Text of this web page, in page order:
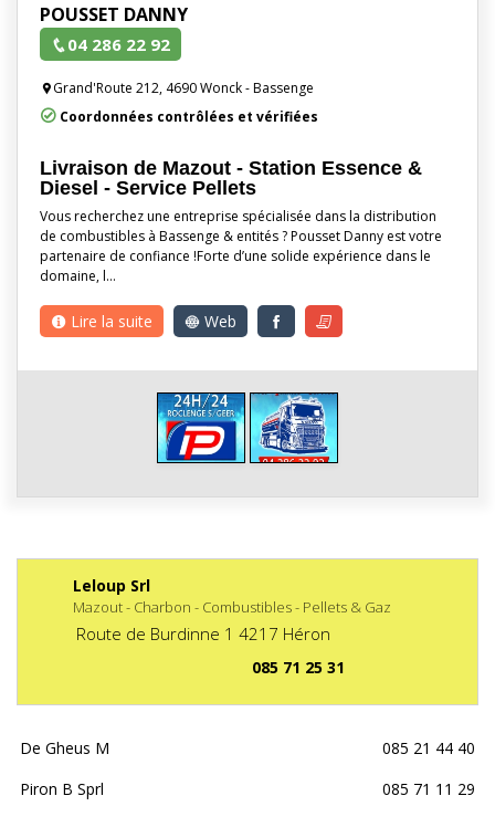
POUSSET DANNY
04 286 22 92
Grand'Route 212, 4690 Wonck - Bassenge
Coordonnées contrôlées et vérifiées
Livraison de Mazout - Station Essence &
Diesel - Service Pellets
Vous recherchez une entreprise spécialisée dans la distribution
de combustibles à Bassenge & entités ? Pousset Danny est votre
partenaire de confiance !Forte d’une solide expérience dans le
domaine, l…
Lire la suite Web
Leloup Srl
Mazout - Charbon - Combustibles - Pellets & Gaz
Route de Burdinne 1 4217 Héron
085 71 25 31
De Gheus M
085 21 44 40
Piron B Sprl
085 71 11 29